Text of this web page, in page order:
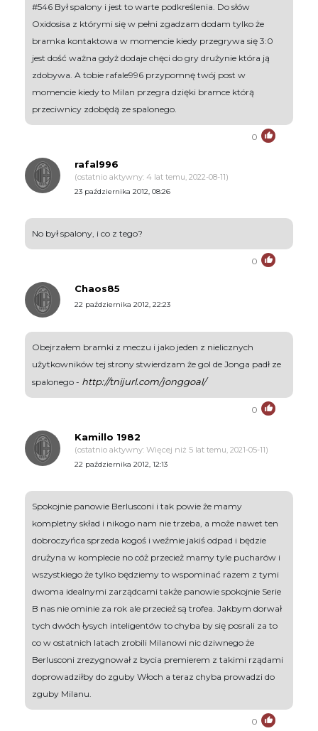
#546 Był spalony i jest to warte podkreślenia. Do słów
Oxidosisa z którymi się w pełni zgadzam dodam tylko że
bramka kontaktowa w momencie kiedy przegrywa się 3:0
jest dość ważna gdyż dodaje chęci do gry drużynie która ją
zdobywa. A tobie rafale996 przypomnę twój post w
momencie kiedy to Milan przegra dzięki bramce którą
przeciwnicy zdobędą ze spalonego.
0
rafal996
(ostatnio aktywny: 4 lat temu, 2022-08-11)
23 października 2012, 08:26
No był spalony, i co z tego?
0
Chaos85
22 października 2012, 22:23
Obejrzałem bramki z meczu i jako jeden z nielicznych
użytkowników tej strony stwierdzam że gol de Jonga padł ze
spalonego - http://tnijurl.com/jonggoal/
0
Kamillo 1982
(ostatnio aktywny: Więcej niż 5 lat temu, 2021-05-11)
22 października 2012, 12:13
Spokojnie panowie Berlusconi i tak powie że mamy
kompletny skład i nikogo nam nie trzeba, a może nawet ten
dobroczyńca sprzeda kogoś i weźmie jakiś odpad i będzie
drużyna w komplecie no cóż przecież mamy tyle pucharów i
wszystkiego że tylko będziemy to wspominać razem z tymi
dwoma idealnymi zarządcami także panowie spokojnie Serie
B nas nie ominie za rok ale przecież są trofea. Jakbym dorwał
tych dwóch łysych inteligentów to chyba by się posrali za to
co w ostatnich latach zrobili Milanowi nic dziwnego że
Berlusconi zrezygnował z bycia premierem z takimi rządami
doprowadziłby do zguby Włoch a teraz chyba prowadzi do
zguby Milanu.
0